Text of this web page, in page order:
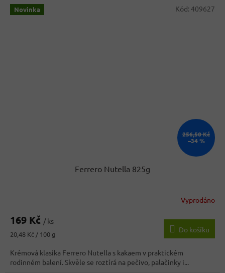
Novinka
256,50 Kč
–34 %
Ferrero Nutella 825g
produktu
4,5
z
5
hvězdiček.
Vyprodáno
169 Kč / ks
Měrná
20,48 Kč / 100 g
Do košíku
Krémová klasika Ferrero Nutella s kakaem v praktickém
rodinném balení. Skvěle se roztírá na pečivo, palačinky i...
Kód: 409627